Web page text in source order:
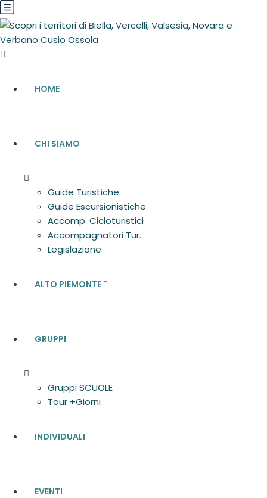
HOME
CHI SIAMO
Guide Turistiche
Guide Escursionistiche
Accomp. Cicloturistici
Accompagnatori Tur.
Legislazione
ALTO PIEMONTE
GRUPPI
Gruppi SCUOLE
Tour +Giorni
INDIVIDUALI
EVENTI